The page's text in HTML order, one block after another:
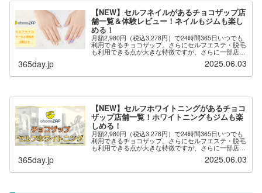
【NEW】セルフネイルがあるチョコザップ店
舗一覧＆体験レビュー！ネイルもジムも楽し
める！
月額2,980円（税込3,278円）で24時間365日いつでも
利用できるチョコザップ。さらにセルフエステ・脱毛
も利用できる点が大きな特徴ですが、さらに一部店舗
では「セルフネイル」が用意されており、自分でネイ
365day.jp 2025.06.03
【NEW】セルフホワイトニングがあるチョコ
ザップ店舗一覧！ホワイトニングもジムも楽
しめる！
月額2,980円（税込3,278円）で24時間365日いつでも
利用できるチョコザップ。さらにセルフエステ・脱毛
も利用できる点が大きな特徴ですが、さらに一部店舗
では「セルフホワイトニング」が用意されており、自
分でホワイトニングを楽しむことがで...
365day.jp 2025.06.03